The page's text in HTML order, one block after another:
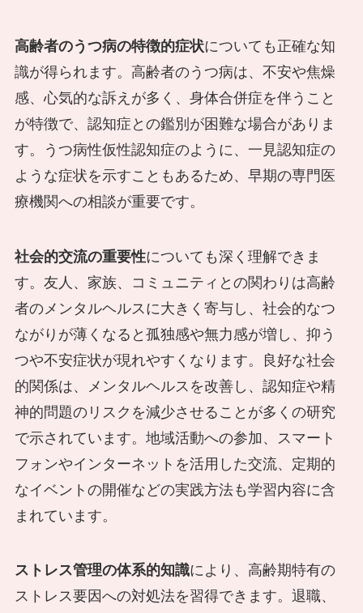
高齢者のうつ病の特徴的症状についても正確な知
識が得られます。高齢者のうつ病は、不安や焦燥
感、心気的な訴えが多く、身体合併症を伴うこと
が特徴で、認知症との鑑別が困難な場合がありま
す。うつ病性仮性認知症のように、一見認知症の
ような症状を示すこともあるため、早期の専門医
療機関への相談が重要です。
社会的交流の重要性についても深く理解できま
す。友人、家族、コミュニティとの関わりは高齢
者のメンタルヘルスに大きく寄与し、社会的なつ
ながりが薄くなると孤独感や無力感が増し、抑う
つや不安症状が現れやすくなります。良好な社会
的関係は、メンタルヘルスを改善し、認知症や精
神的問題のリスクを減少させることが多くの研究
で示されています。地域活動への参加、スマート
フォンやインターネットを活用した交流、定期的
なイベントの開催などの実践方法も学習内容に含
まれています。
ストレス管理の体系的知識により、高齢期特有の
ストレス要因への対処法を習得できます。退職、